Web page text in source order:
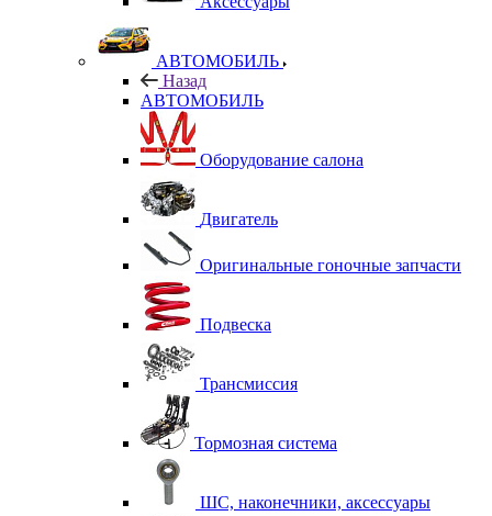
АВТОМОБИЛЬ
Назад
АВТОМОБИЛЬ
Оборудование салона
Двигатель
Оригинальные гоночные запчасти
Подвеска
Трансмиссия
Тормозная система
ШС, наконечники, аксессуары